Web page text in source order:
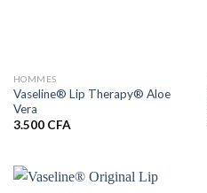
HOMMES
Vaseline® Lip Therapy® Aloe
Vera
3.500 CFA